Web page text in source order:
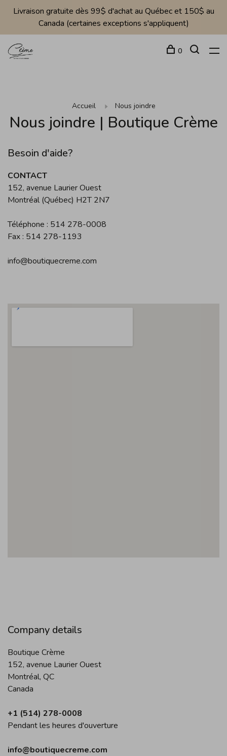
Livraison gratuite dès 99$ d'achat au Québec et 150$ au
Canada (certaines exceptions s'appliquent)
0
Accueil Nous joindre
Nous joindre | Boutique Crème
Besoin d'aide?
CONTACT
152, avenue Laurier Ouest
Montréal (Québec) H2T 2N7
Téléphone : 514 278-0008
Fax : 514 278-1193
info@boutiquecreme.com
Company details
Boutique Crème
152, avenue Laurier Ouest
Montréal, QC
Canada
+1 (514) 278-0008
Pendant les heures d'ouverture
info@boutiquecreme.com